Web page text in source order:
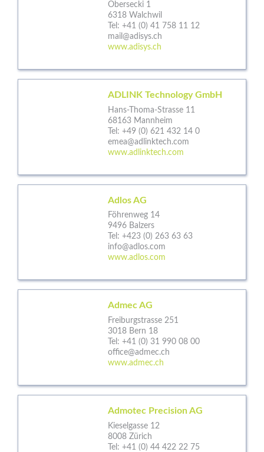
Obersecki 1
6318 Walchwil
Tel: +41 (0) 41 758 11 12
mail@adisys.ch
www.adisys.ch
ADLINK Technology GmbH
Hans-Thoma-Strasse 11
68163 Mannheim
Tel: +49 (0) 621 432 14 0
emea@adlinktech.com
www.adlinktech.com
Adlos AG
Föhrenweg 14
9496 Balzers
Tel: +423 (0) 263 63 63
info@adlos.com
www.adlos.com
Admec AG
Freiburgstrasse 251
3018 Bern 18
Tel: +41 (0) 31 990 08 00
office@admec.ch
www.admec.ch
Admotec Precision AG
Kieselgasse 12
8008 Zürich
Tel: +41 (0) 44 422 22 75